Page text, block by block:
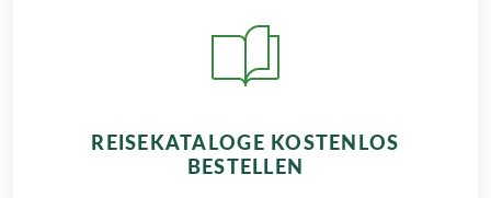
REISEKATALOGE KOSTENLOS
BESTELLEN